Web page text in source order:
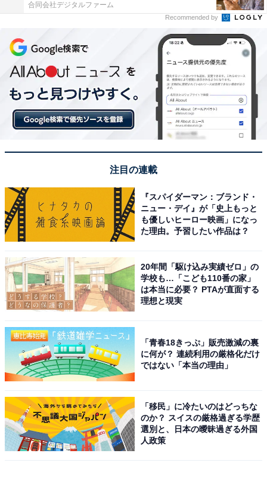
合同会社デジタルファーム
Recommended by
注目の連載
『スパイダーマン：ブランド・
ニュー・デイ』が「史上もっと
も優しいヒーロー映画」になっ
た理由。予習したい作品は？
20年間「駆け込み実績ゼロ」の
学校も…「こども110番の家」
は本当に必要？ PTAが直面する
理想と現実
「青春18きっぷ」販売激減の裏
に何が？ 連続利用の厳格化だけ
ではない「本当の理由」
「移民」に冷たいのはどっちな
のか？ スイスの厳格過ぎる学歴
選別と、日本の曖昧過ぎる外国
人政策